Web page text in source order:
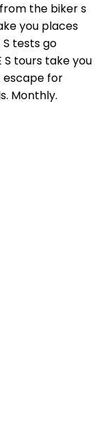
the biker s
you places
tests go
tours take you
escape for
Monthly.